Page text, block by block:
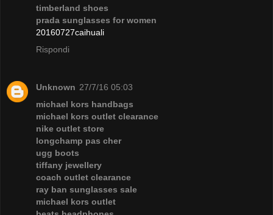
timberland shoes
prada sunglasses for women
20160727caihuali
Rispondi
Unknown 27/7/16 05:03
michael kors handbags
michael kors outlet clearance
nike outlet store
longchamp pas cher
ugg boots
tiffany jewellery
coach outlet clearance
ray ban sunglasses sale
michael kors outlet